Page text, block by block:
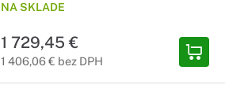
NA SKLADE
1 729,45 €
1 406,06 € bez DPH